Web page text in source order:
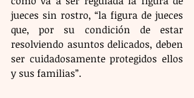
jueces sin rostro, “la figura de jueces
que, por su condición de estar
resolviendo asuntos delicados, deben
ser cuidadosamente protegidos ellos
y sus familias”.